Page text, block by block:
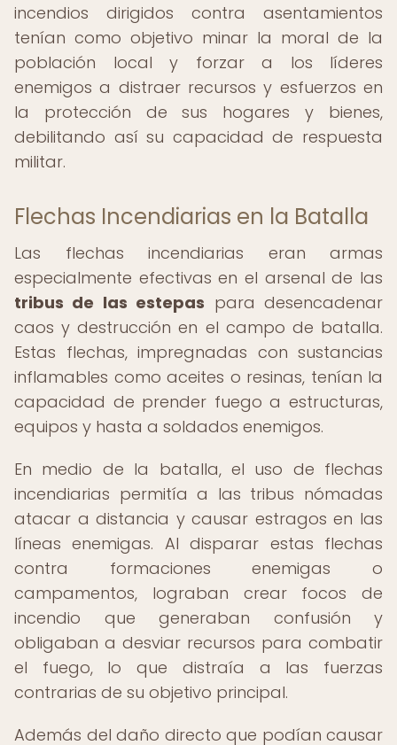
incendios dirigidos contra asentamientos
tenían como objetivo minar la moral de la
población local y forzar a los líderes
enemigos a distraer recursos y esfuerzos en
la protección de sus hogares y bienes,
debilitando así su capacidad de respuesta
militar.
Flechas Incendiarias en la Batalla
Las flechas incendiarias eran armas
especialmente efectivas en el arsenal de las
tribus de las estepas para desencadenar
caos y destrucción en el campo de batalla.
Estas flechas, impregnadas con sustancias
inflamables como aceites o resinas, tenían la
capacidad de prender fuego a estructuras,
equipos y hasta a soldados enemigos.
En medio de la batalla, el uso de flechas
incendiarias permitía a las tribus nómadas
atacar a distancia y causar estragos en las
líneas enemigas. Al disparar estas flechas
contra formaciones enemigas o
campamentos, lograban crear focos de
incendio que generaban confusión y
obligaban a desviar recursos para combatir
el fuego, lo que distraía a las fuerzas
contrarias de su objetivo principal.
Además del daño directo que podían causar